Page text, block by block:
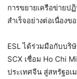
การขยายเครือข่ายป
สำเร็จอย่างต่อเนื่องข
ESL ได้ร่วมมือกับบริ
SCX เชื่อม Ho Chi
ประเทศจีน สู่สหรัฐอเ